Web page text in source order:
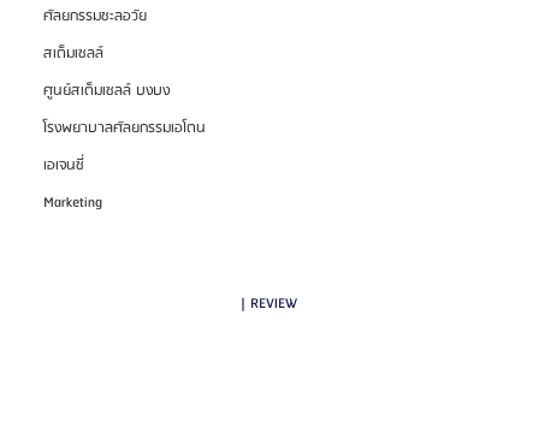
ศัลยกรรมชะลอวัย
สเต็มเซลล์
ศูนย์สเต็มเซลล์ บงบง
โรงพยาบาลศัลยกรรมเอโตน
เอเจนซี่
Marketing
| REVIEW